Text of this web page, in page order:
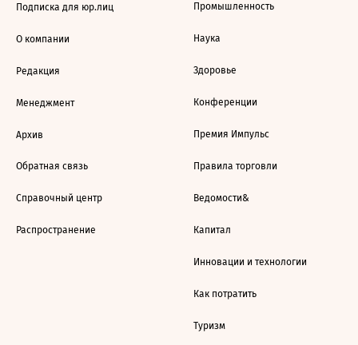
Подписка для юр.лиц
О компании
Редакция
Менеджмент
Архив
Обратная связь
Справочный центр
Распространение
Промышленность
Наука
Здоровье
Конференции
Премия Импульс
Правила торговли
Ведомости&
Капитал
Инновации и технологии
Как потратить
Туризм